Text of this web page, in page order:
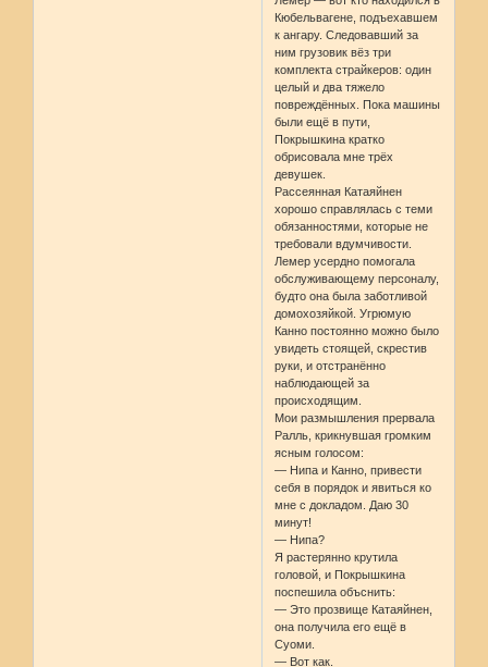
Кюбельвагене, подъехавшем
к ангару. Следовавший за
ним грузовик вёз три
комплекта страйкеров: один
целый и два тяжело
повреждённых. Пока машины
были ещё в пути,
Покрышкина кратко
обрисовала мне трёх
девушек.
Рассеянная Катаяйнен
хорошо справлялась с теми
обязанностями, которые не
требовали вдумчивости.
Лемер усердно помогала
обслуживающему персоналу,
будто она была заботливой
домохозяйкой. Угрюмую
Канно постоянно можно было
увидеть стоящей, скрестив
руки, и отстранённо
наблюдающей за
происходящим.
Мои размышления прервала
Ралль, крикнувшая громким
ясным голосом:
— Нипа и Канно, привести
себя в порядок и явиться ко
мне с докладом. Даю 30
минут!
— Нипа?
Я растерянно крутила
головой, и Покрышкина
поспешила объснить:
— Это прозвище Катаяйнен,
она получила его ещё в
Суоми.
— Вот как.